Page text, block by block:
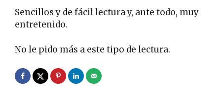
Sencillos y de fácil lectura y, ante todo, muy
entretenido.
No le pido más a este tipo de lectura.